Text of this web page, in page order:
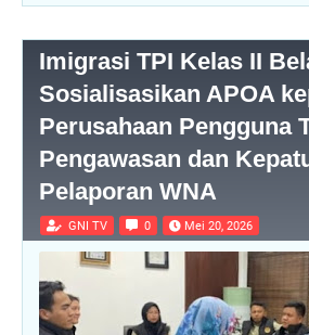
Imigrasi TPI Kelas II
Sosialisasikan APOA
Perusahaan Pengguna
Pengawasan dan
Pelaporan WNA
GNI TV 0 Mei 20, 2026